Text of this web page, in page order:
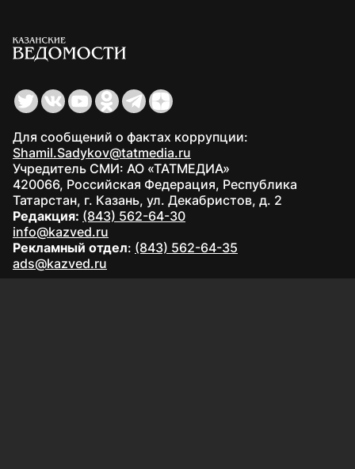
Для сообщений о фактах коррупции:
Shamil.Sadykov@tatmedia.ru
Учредитель СМИ: АО «ТАТМЕДИА»
420066, Российская Федерация, Республика
Татарстан, г. Казань, ул. Декабристов, д. 2
Редакция: (843) 562-64-30
info@kazved.ru
Рекламный отдел: (843) 562-64-35
ads@kazved.ru